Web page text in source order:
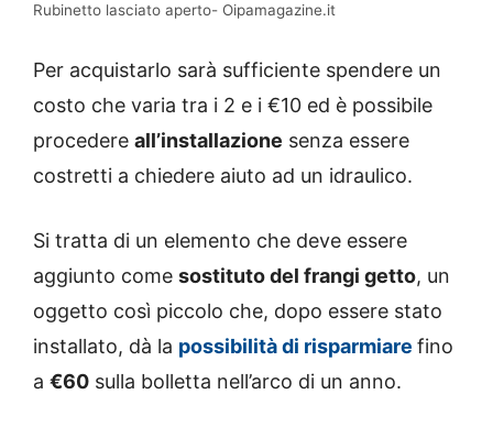
Rubinetto lasciato aperto- Oipamagazine.it
Per acquistarlo sarà sufficiente spendere un
costo che varia tra i 2 e i €10 ed è possibile
procedere all’installazione senza essere
costretti a chiedere aiuto ad un idraulico.
Si tratta di un elemento che deve essere
aggiunto come sostituto del frangi getto, un
oggetto così piccolo che, dopo essere stato
installato, dà la possibilità di risparmiare fino
a €60 sulla bolletta nell’arco di un anno.